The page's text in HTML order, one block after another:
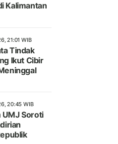
Kalimantan
21:01 WIB
Tindak
Ikut Cibir
20:45 WIB
UMJ Soroti